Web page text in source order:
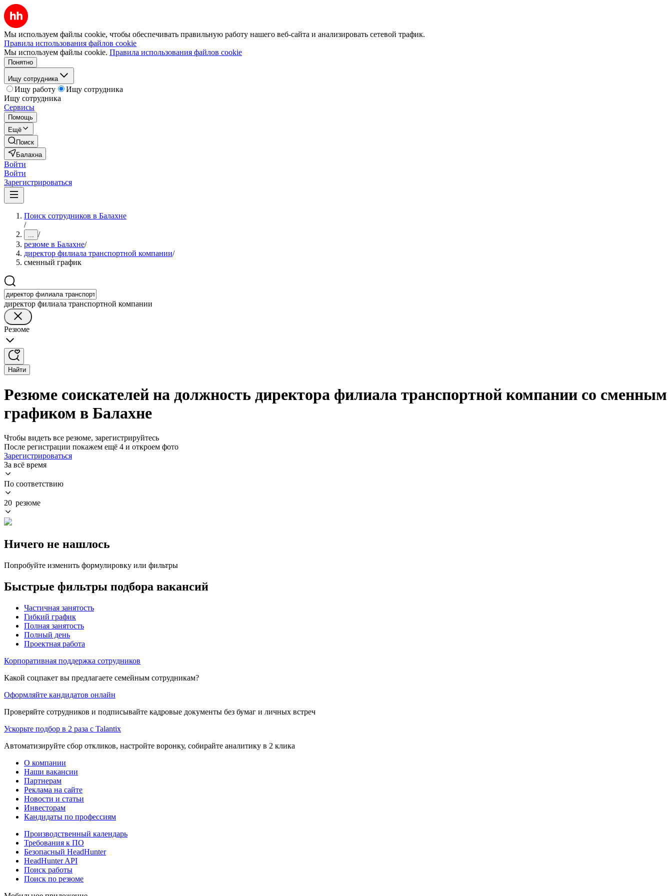
Мы используем файлы cookie, чтобы обеспечивать правильную работу нашего веб-сайта и анализировать сетевой трафик.
Правила использования файлов cookie
Мы используем файлы cookie. Правила использования файлов cookie
Понятно
Ищу сотрудника
Ищу работу
Ищу сотрудника
Ищу сотрудника
Сервисы
Помощь
Ещё
Поиск
Балахна
Войти
Войти
Зарегистрироваться
Поиск сотрудников в Балахне
/
... /
резюме в Балахне/
директор филиала транспортной компании/
сменный график
директор филиала транспортной компании
Резюме
Найти
Резюме соискателей на должность директора филиала транспортной компании со сменным
графиком в Балахне
Чтобы видеть все резюме, зарегистрируйтесь
После регистрации покажем ещё 4 и откроем фото
Зарегистрироваться
За всё время
По соответствию
20 резюме
Ничего не нашлось
Попробуйте изменить формулировку или фильтры
Быстрые фильтры подбора вакансий
Частичная занятость
Гибкий график
Полная занятость
Полный день
Проектная работа
Корпоративная поддержка сотрудников
Какой соцпакет вы предлагаете семейным сотрудникам?
Оформляйте кандидатов онлайн
Проверяйте сотрудников и подписывайте кадровые документы без бумаг и личных встреч
Ускорьте подбор в 2 раза с Talantix
Автоматизируйте сбор откликов, настройте воронку, собирайте аналитику в 2 клика
О компании
Наши вакансии
Партнерам
Реклама на сайте
Новости и статьи
Инвесторам
Кандидаты по профессиям
Производственный календарь
Требования к ПО
Безопасный HeadHunter
HeadHunter API
Поиск работы
Поиск по резюме